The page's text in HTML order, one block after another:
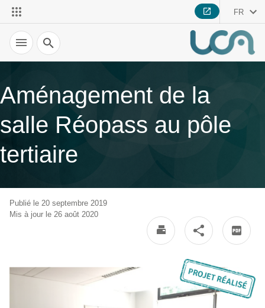
FR
Recherche
Aménagement de la
salle Réopass au pôle
tertiaire
Publié le 20 septembre 2019
Mis à jour le 26 août 2020